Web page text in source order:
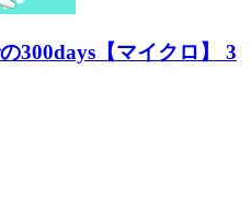
300days【マイクロ】 3